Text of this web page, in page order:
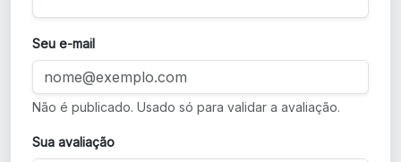
Seu e-mail
Não é publicado. Usado só para validar a avaliação.
Sua avaliação